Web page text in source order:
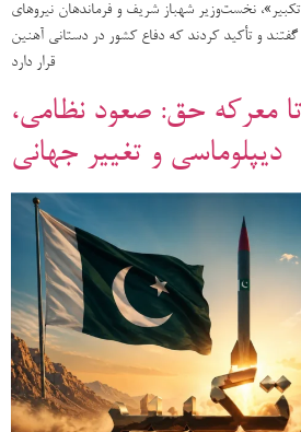
نخست‌وزیر شهباز شریف و فرماندهان نیروهای
و تأکید کردند که دفاع کشور در دستانی آهنین
قرار دارد
تا معرکه حق: صعود نظامی،
دیپلوماسی و تغییر جهانی